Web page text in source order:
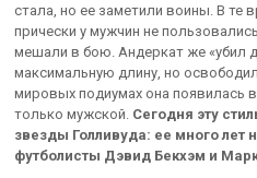
стала, но ее заметили воины. В те
прически у мужчин не
мешали в бою. Андеркат же «убил
максимальную длину, но
мировых подиумах она появилась
только мужской. Сегодня эту
звезды Голливуда: ее много лет
футболисты Дэвид Бекхэм и